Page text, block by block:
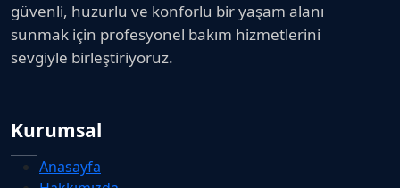
güvenli, huzurlu ve konforlu bir yaşam alanı
sunmak için profesyonel bakım hizmetlerini
sevgiyle birleştiriyoruz.
Kurumsal
Anasayfa